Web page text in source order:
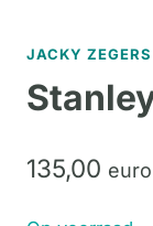
JACKY ZEGERS
135,00 euro